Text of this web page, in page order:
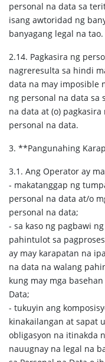
personal na data sa
isang awtoridad ng
banyagang legal na tao.
2.14. Pagkasira ng
nagreresulta sa hindi
data na may imposible
ng personal na data sa
na data at (o)
personal na data.
3. **Pangunahing
3.1. Ang Operator ay
- makatanggap ng
personal na data at/o
personal na data;
- sa kaso ng pagbawi
pahintulot sa
ay may karapatan na
na data na walang
kung may mga
Data;
- tukuyin ang
kinakailangan at sapat
obligasyon na itinakda
nauugnay na legal na